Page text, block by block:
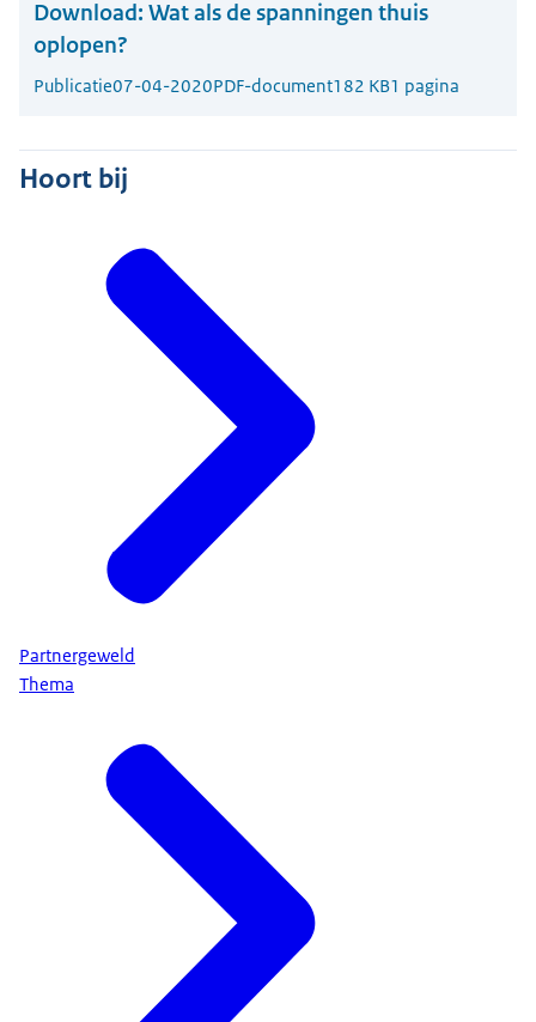
Download: Wat als de spanningen thuis
oplopen?
Publicatie07-04-2020PDF-document182 KB1 pagina
Hoort bij
Partnergeweld
Thema